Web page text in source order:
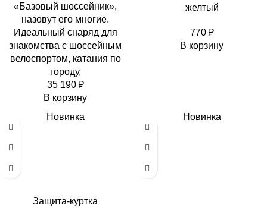
«Базовый шоссейник»,
назовут его многие.
Идеальный снаряд для
знакомства с шоссейным
велоспортом, катания по
городу,
35 190 ₽
В корзину
желтый
770 ₽
В корзину
Новинка
Защита-куртка
Новинка